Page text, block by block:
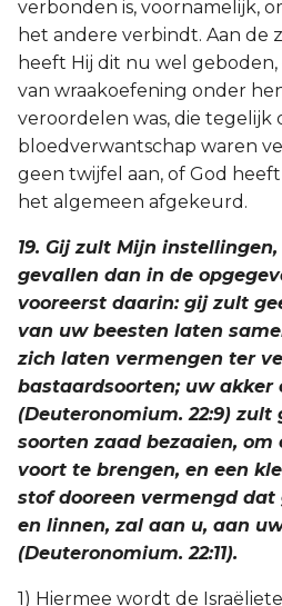
verbonden is, voornamelijk,
het andere verbindt. Aan de
heeft Hij dit nu wel geboden,
van wraakoefening onder
veroordelen was, die tegelijk
bloedverwantschap waren
geen twijfel aan, of God
het algemeen afgekeurd.
19. Gij zult Mijn
gevallen dan in de
vooreerst daarin: gij zult
van uw beesten laten
zich laten vermengen ter
bastaardsoorten; uw akker
(Deuteronomium. 22:9)
soorten zaad bezaaien,
voort te brengen, en een
stof dooreen vermengd
en linnen, zal aan u, aan
(Deuteronomium. 22:11).
1) Hiermee wordt de